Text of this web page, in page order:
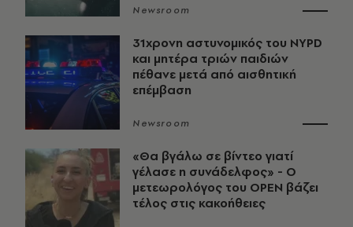
Newsroom
31χρονη αστυνομικός του NYPD
και μητέρα τριών παιδιών
πέθανε μετά από αισθητική
επέμβαση
Newsroom
«Θα βγάλω σε βίντεο γιατί
γέλασε η συνάδελφος» - Ο
μετεωρολόγος του OPEN βάζει
τέλος στις κακοήθειες